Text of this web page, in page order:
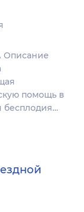
помощь в
бесплодия…